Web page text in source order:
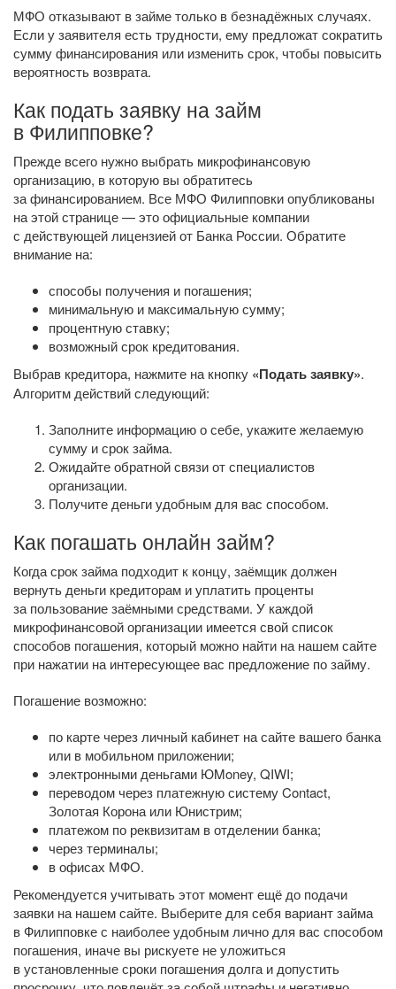
МФО отказывают в займе только в безнадёжных случаях.
Если у заявителя есть трудности, ему предложат сократить
сумму финансирования или изменить срок, чтобы повысить
вероятность возврата.
Как подать заявку на займ
в Филипповке?
Прежде всего нужно выбрать микрофинансовую
организацию, в которую вы обратитесь
за финансированием. Все МФО Филипповки опубликованы
на этой странице — это официальные компании
с действующей лицензией от Банка России. Обратите
внимание на:
способы получения и погашения;
минимальную и максимальную сумму;
процентную ставку;
возможный срок кредитования.
Выбрав кредитора, нажмите на кнопку «Подать заявку».
Алгоритм действий следующий:
Заполните информацию о себе, укажите желаемую
сумму и срок займа.
Ожидайте обратной связи от специалистов
организации.
Получите деньги удобным для вас способом.
Как погашать онлайн займ?
Когда срок займа подходит к концу, заёмщик должен
вернуть деньги кредиторам и уплатить проценты
за пользование заёмными средствами. У каждой
микрофинансовой организации имеется свой список
способов погашения, который можно найти на нашем сайте
при нажатии на интересующее вас предложение по займу.
Погашение возможно:
по карте через личный кабинет на сайте вашего банка
или в мобильном приложении;
электронными деньгами ЮMoney, QIWI;
переводом через платежную систему Contact,
Золотая Корона или Юнистрим;
платежом по реквизитам в отделении банка;
через терминалы;
в офисах МФО.
Рекомендуется учитывать этот момент ещё до подачи
заявки на нашем сайте. Выберите для себя вариант займа
в Филипповке с наиболее удобным лично для вас способом
погашения, иначе вы рискуете не уложиться
в установленные сроки погашения долга и допустить